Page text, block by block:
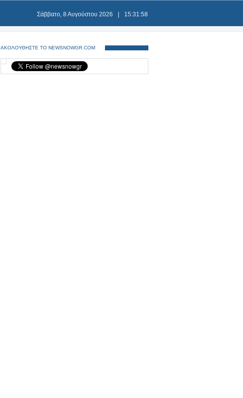
Σάββατο, 8 Αυγούστου 2026 15:31:59
ΑΚΟΛΟΥΘΗΣΤΕ ΤΟ NEWSNOWGR.COM